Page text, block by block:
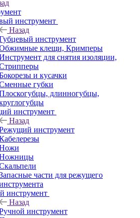
инструмент
Назад
инструмент
клещи, Кримперы
для снятия изоляции,
и кусачки
губки
длинногубцы,
инструмент
Назад
инструмент
части для режущего
инструмент
Назад
инструмент